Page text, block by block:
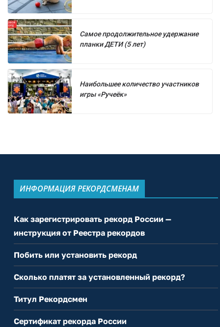
Самое продолжительное удержание
планки ДЕТИ (5 лет)
Наибольшее количество участников
игры «Ручеёк»
ИНФОРМАЦИЯ РЕКОРДСМЕНАМ
Как зарегистрировать рекорд России —
инструкция от Реестра рекордов
Побить или установить рекорд
Сколько платят за установленный рекорд?
Титул Рекордсмен
Сертификат рекорда России